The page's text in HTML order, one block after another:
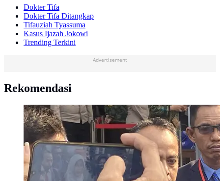
Dokter Tifa
Dokter Tifa Ditangkap
Tifauziah Tyassuma
Kasus Ijazah Jokowi
Trending Terkini
Advertisement
Rekomendasi